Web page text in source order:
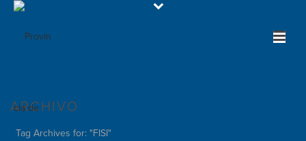
ARCHIVO
Tag Archives for: "FISI"